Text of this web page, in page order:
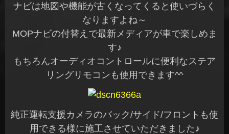
ナビは地図や機能が古くなってくると使いづらく
なりますよね～
MOPナビの付替えで最新メディアが車で楽しめま
す♪
もちろんオーディオコントロールに便利なステア
リングリモコンも使用できます^^
純正運転支援カメラのバック/サイド/フロントも使
用できる様に施工させていただきました♪